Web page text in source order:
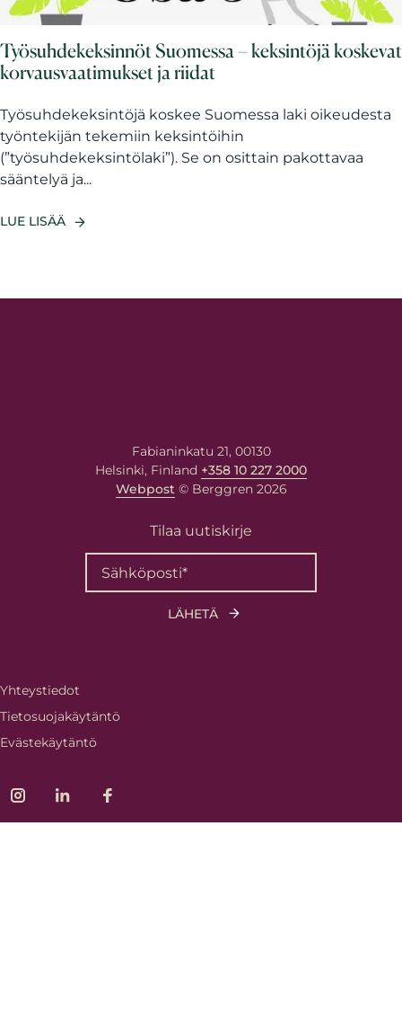
Työsuhdekeksinnöt Suomessa – keksintöjä koskevat
korvausvaatimukset ja riidat
Työsuhdekeksintöjä koskee Suomessa laki oikeudesta
työntekijän tekemiin keksintöihin
(”työsuhdekeksintölaki”). Se on osittain pakottavaa
sääntelyä ja...
LUE LISÄÄ
Fabianinkatu 21, 00130
Helsinki, Finland +358 10 227 2000
Webpost© Berggren 2026
Tilaa uutiskirje
Yhteystiedot
Tietosuojakäytäntö
Evästekäytäntö